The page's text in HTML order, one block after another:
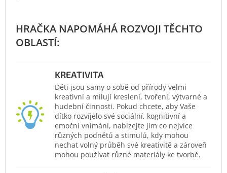
KREATIVITA
Děti jsou samy o sobě od přírody velmi
kreativní a milují kreslení, tvoření, výtvarné a
hudební činnosti. Pokud chcete, aby Vaše
dítko rozvíjelo své sociální, kognitivní a
emoční vnímání, nabízejte jim co nejvíce
různých podnětů a stimulů, kdy mohou
nechat volný průběh své kreativitě a zároveň
mohou používat různé materiály ke tvorbě.